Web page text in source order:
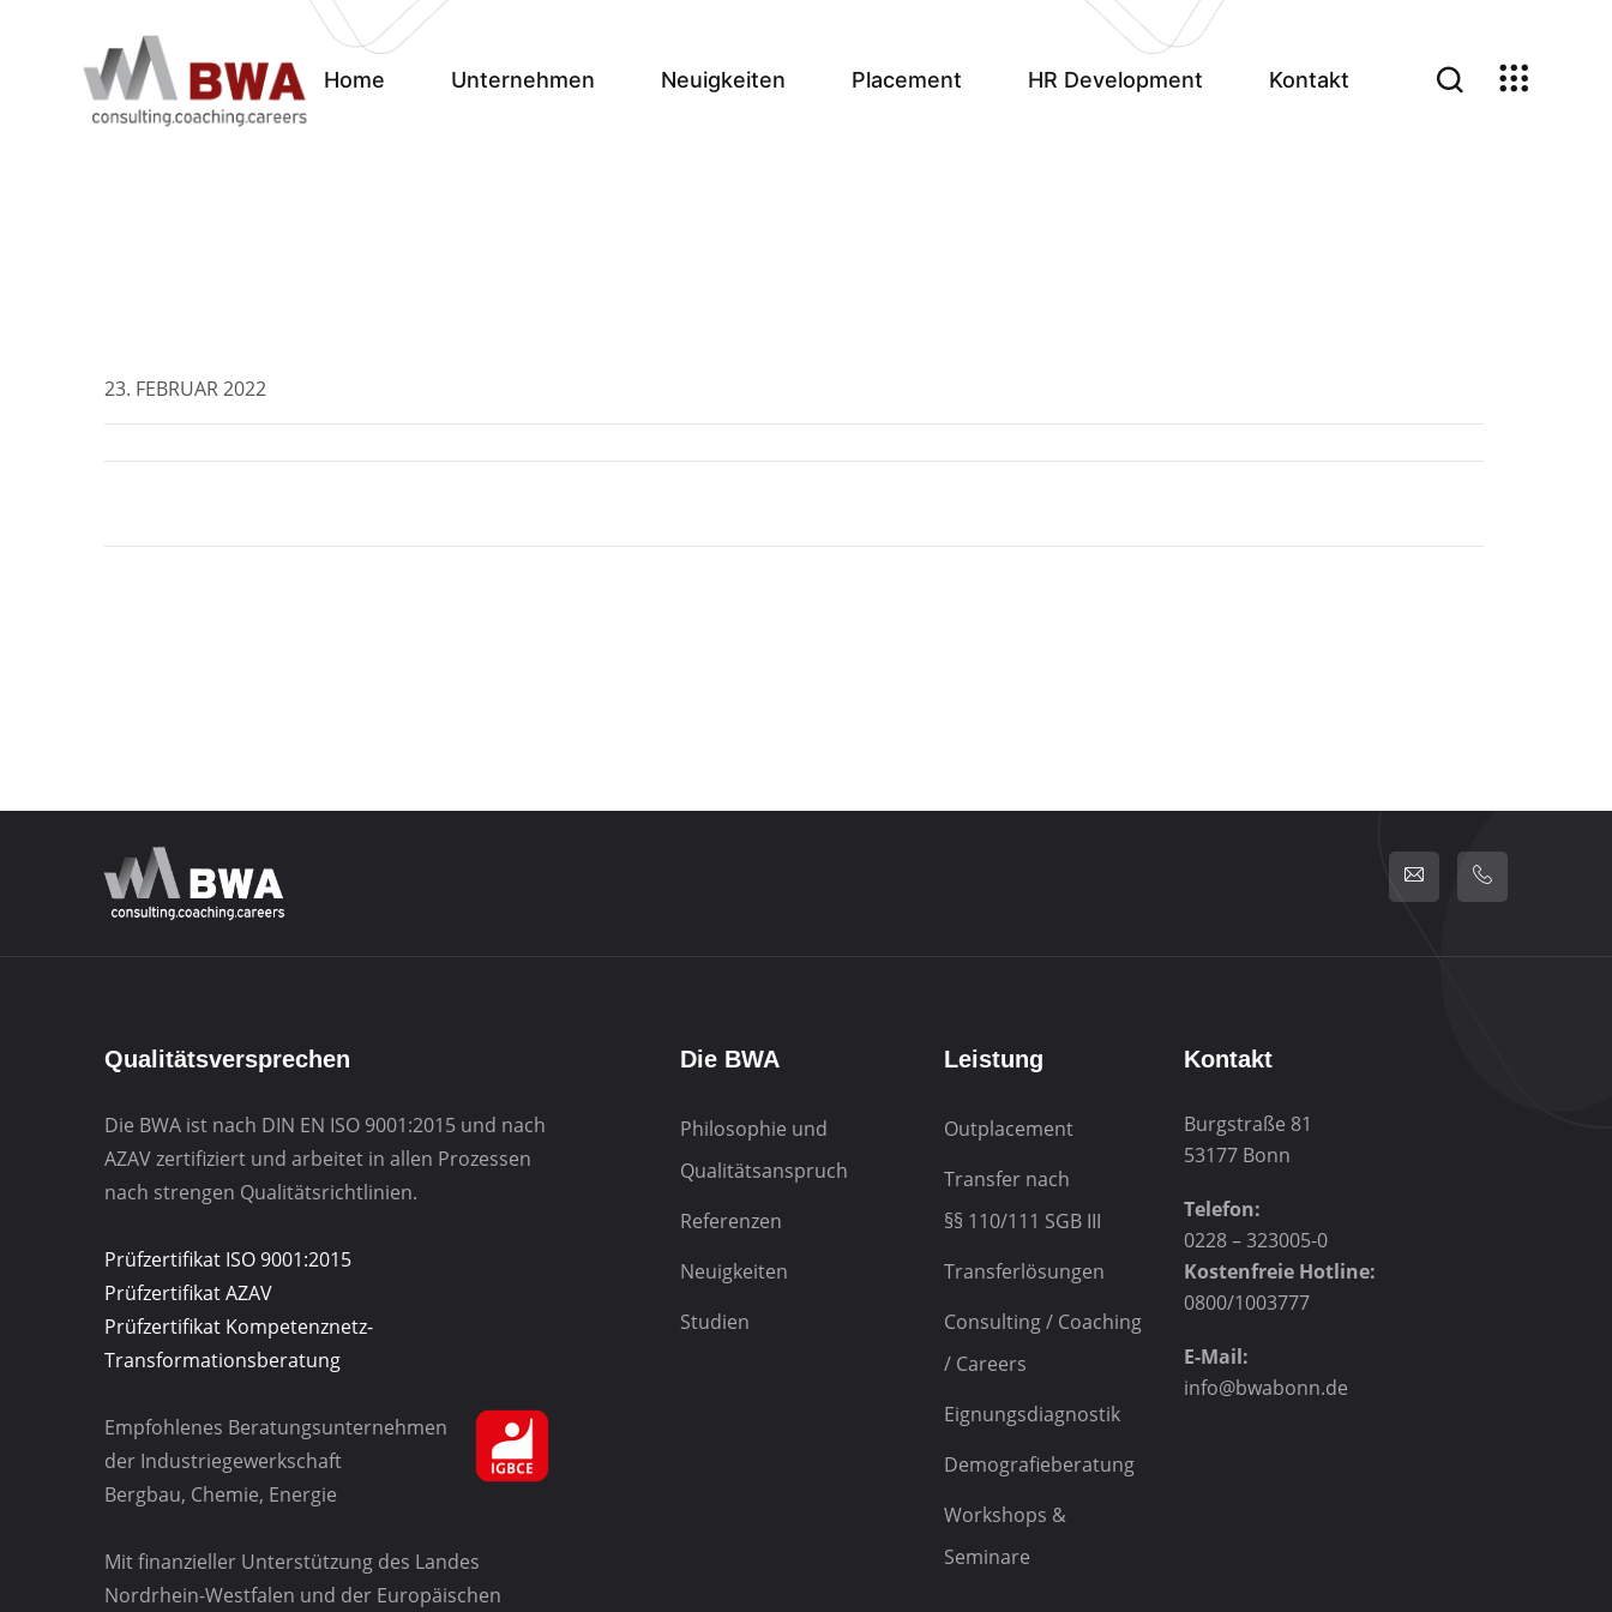
Home Unternehmen Neuigkeiten Placement HR Development Kontakt
23. FEBRUAR 2022
Qualitätsversprechen
Die BWA ist nach DIN EN ISO 9001:2015 und nach
AZAV zertifiziert und arbeitet in allen Prozessen
nach strengen Qualitätsrichtlinien.
Prüfzertifikat ISO 9001:2015
Prüfzertifikat AZAV
Prüfzertifikat Kompetenznetz-
Transformationsberatung
Empfohlenes Beratungsunternehmen
der Industriegewerkschaft
Bergbau, Chemie, Energie
Mit finanzieller Unterstützung des Landes
Nordrhein-Westfalen und der Europäischen
Die BWA
Philosophie und
Qualitätsanspruch
Referenzen
Neuigkeiten
Studien
Leistung
Outplacement
Transfer nach
§§ 110/111 SGB III
Transferlösungen
Consulting / Coaching
/ Careers
Eignungsdiagnostik
Demografieberatung
Workshops &
Seminare
Kontakt
Burgstraße 81
53177 Bonn
Telefon:
0228 – 323005-0
Kostenfreie Hotline:
0800/1003777
E-Mail:
info@bwabonn.de